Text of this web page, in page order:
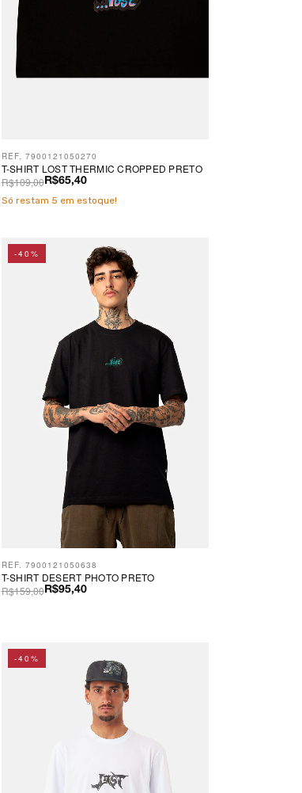
T-SHIRT LOST THERMIC CROPPED PRETO
R$65,40
R$109,00
REF. 7900121050270
Só restam 5 em estoque!
T-SHIRT DESERT PHOTO PRETO
R$95,40
R$159,00
REF. 7900121050638
-40%
-40%